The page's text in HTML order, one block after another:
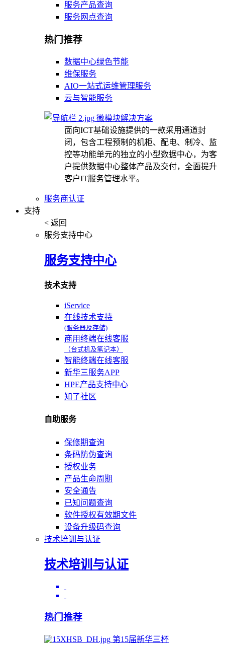
服务产品查询
服务网点查询
热门推荐
数据中心绿色节能
维保服务
AIO一站式运维管理服务
云与智能服务
微模块解决方案
面向ICT基础设施提供的一款采用通道封
闭，包含工程预制的机柜、配电、制冷、监
控等功能单元的独立的小型数据中心，为客
户提供数据中心整体产品及交付，全面提升
客户IT服务管理水平。
服务商认证
支持
< 返回
服务支持中心
服务支持中心
技术支持
iService
在线技术支持
(服务器及存储)
商用终端在线客服
（台式机及笔记本）
智能终端在线客服
新华三服务APP
HPE产品支持中心
知了社区
自助服务
保修期查询
条码防伪查询
授权业务
产品生命周期
安全通告
已知问题查询
软件授权有效期文件
设备升级码查询
技术培训与认证
技术培训与认证
热门推荐
第15届新华三杯